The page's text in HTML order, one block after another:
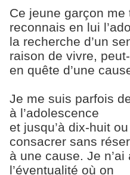
Ce jeune garçon
reconnais en lui
la recherche d’un
raison de vivre,
en quête d’une
Je me suis parfois
à l’adolescence
et jusqu’à dix-huit
consacrer sans
à une cause. Je
l’éventualité où on